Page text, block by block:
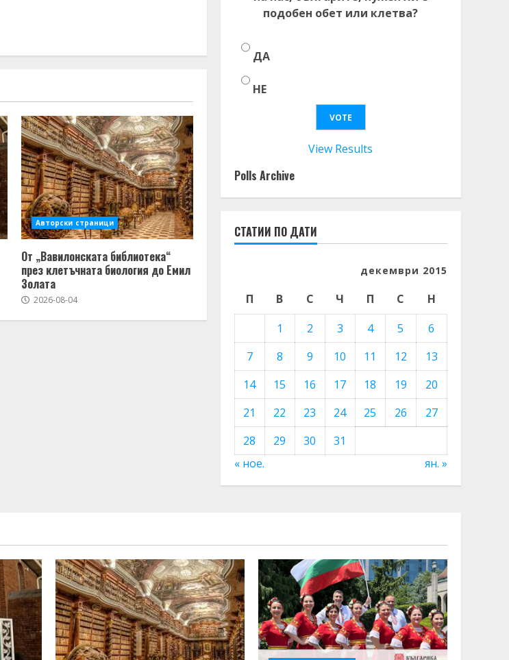
Авторски страници
От „Вавилонската библиотека“
през клетъчната биология до Емил
Золата
2026-08-04
подобен обет или клетва?
ДА
НЕ
View Results
Polls Archive
СТАТИИ ПО ДАТИ
декември 2015
П В С Ч П С
Н
1
2 3 4 5
6
7
8 9 10 11 12
13
14
15 16 17 18 19
20
21
22 23 24 25 26
27
28
29 30
31
« ное.
ян. »